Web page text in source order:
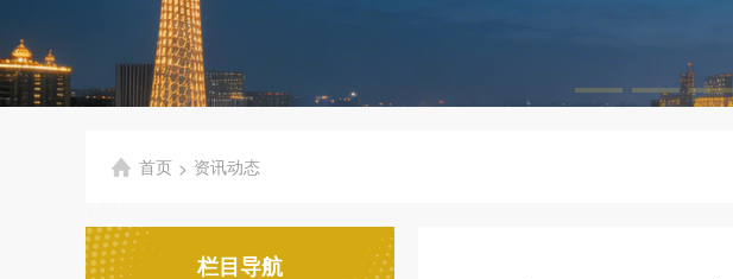
首页 > 资讯动态
栏目导航